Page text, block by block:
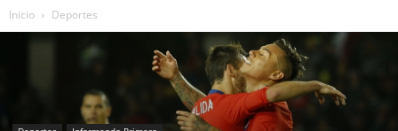
Inicio Deportes